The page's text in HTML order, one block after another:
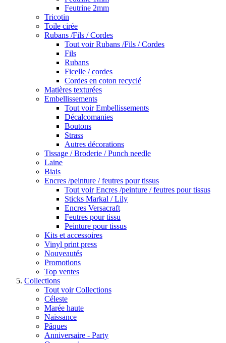
Feutrine 2mm
Tricotin
Toile cirée
Rubans /Fils / Cordes
Tout voir Rubans /Fils / Cordes
Fils
Rubans
Ficelle / cordes
Cordes en coton recyclé
Matières texturées
Embellissements
Tout voir Embellissements
Décalcomanies
Boutons
Strass
Autres décorations
Tissage / Broderie / Punch needle
Laine
Biais
Encres /peinture / feutres pour tissus
Tout voir Encres /peinture / feutres pour tissus
Sticks Markal / Lily
Encres Versacraft
Feutres pour tissu
Peinture pour tissus
Kits et accessoires
Vinyl print press
Nouveautés
Promotions
Top ventes
Collections
Tout voir Collections
Céleste
Marée haute
Naissance
Pâques
Anniversaire - Party